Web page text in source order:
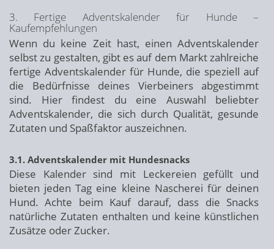
3. Fertige Adventskalender für Hunde –
Kaufempfehlungen
Wenn du keine Zeit hast, einen Adventskalender
selbst zu gestalten, gibt es auf dem Markt zahlreiche
fertige Adventskalender für Hunde, die speziell auf
die Bedürfnisse deines Vierbeiners abgestimmt
sind. Hier findest du eine Auswahl beliebter
Adventskalender, die sich durch Qualität, gesunde
Zutaten und Spaßfaktor auszeichnen.
3.1. Adventskalender mit Hundesnacks
Diese Kalender sind mit Leckereien gefüllt und
bieten jeden Tag eine kleine Nascherei für deinen
Hund. Achte beim Kauf darauf, dass die Snacks
natürliche Zutaten enthalten und keine künstlichen
Zusätze oder Zucker.